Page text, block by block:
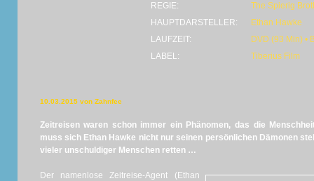
REGIE:
The Spierig
HAUPTDARSTELLER:
Ethan Hawke
LAUFZEIT:
DVD (93 Min) •
LABEL:
Tiberius Film
10.03.2015 von Zahnfee
Zeitreisen waren schon immer ein Phänomen, das die
muss sich Ethan Hawke nicht nur seinen persönlichen Dämonen
vieler unschuldiger Menschen retten …
Der namenlose Zeitreise-Agent (Ethan